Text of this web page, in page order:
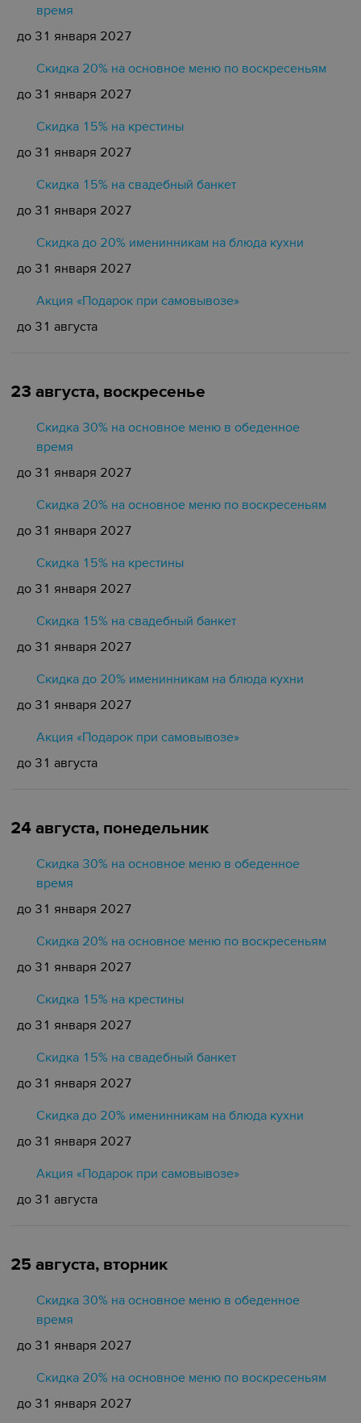
время
до 31 января 2027
Скидка 20% на основное меню по воскресеньям
до 31 января 2027
Скидка 15% на крестины
до 31 января 2027
Cкидка 15% на свадебный банкет
до 31 января 2027
Скидка до 20% именинникам на блюда кухни
до 31 января 2027
Акция «Подарок при самовывозе»
до 31 августа
23 августа, воскресенье
Скидка 30% на основное меню в обеденное
время
до 31 января 2027
Скидка 20% на основное меню по воскресеньям
до 31 января 2027
Скидка 15% на крестины
до 31 января 2027
Cкидка 15% на свадебный банкет
до 31 января 2027
Скидка до 20% именинникам на блюда кухни
до 31 января 2027
Акция «Подарок при самовывозе»
до 31 августа
24 августа, понедельник
Скидка 30% на основное меню в обеденное
время
до 31 января 2027
Скидка 20% на основное меню по воскресеньям
до 31 января 2027
Скидка 15% на крестины
до 31 января 2027
Cкидка 15% на свадебный банкет
до 31 января 2027
Скидка до 20% именинникам на блюда кухни
до 31 января 2027
Акция «Подарок при самовывозе»
до 31 августа
25 августа, вторник
Скидка 30% на основное меню в обеденное
время
до 31 января 2027
Скидка 20% на основное меню по воскресеньям
до 31 января 2027